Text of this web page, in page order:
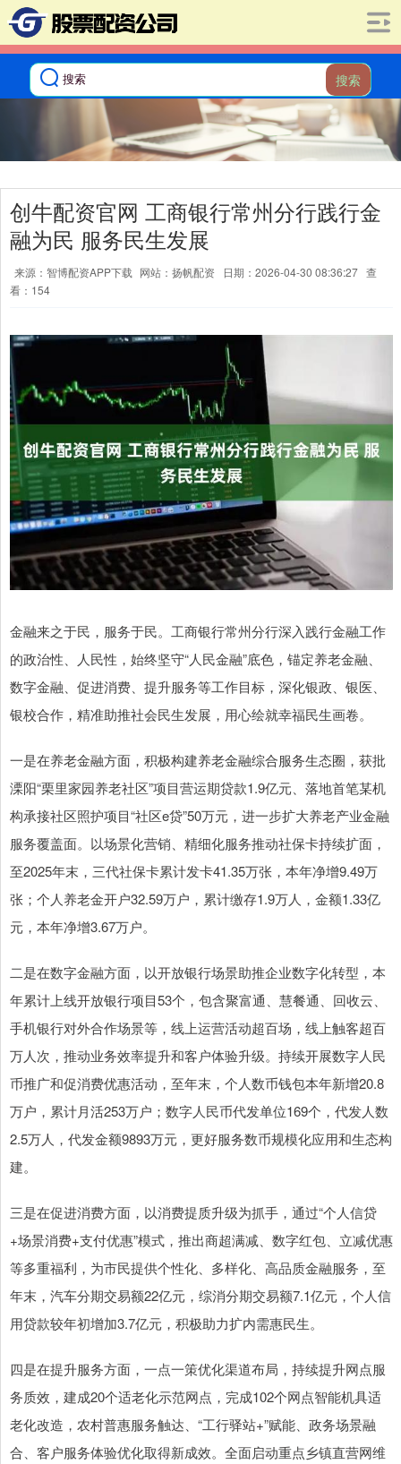
搜索
创牛配资官网 工商银行常州分行践行金
融为民 服务民生发展
来源：智博配资APP下载 网站：扬帆配资 日期：2026-04-30 08:36:27 查
看：154
金融来之于民，服务于民。工商银行常州分行深入践行金融工作
的政治性、人民性，始终坚守“人民金融”底色，锚定养老金融、
数字金融、促进消费、提升服务等工作目标，深化银政、银医、
银校合作，精准助推社会民生发展，用心绘就幸福民生画卷。
一是在养老金融方面，积极构建养老金融综合服务生态圈，获批
溧阳“栗里家园养老社区”项目营运期贷款1.9亿元、落地首笔某机
构承接社区照护项目“社区e贷”50万元，进一步扩大养老产业金融
服务覆盖面。以场景化营销、精细化服务推动社保卡持续扩面，
至2025年末，三代社保卡累计发卡41.35万张，本年净增9.49万
张；个人养老金开户32.59万户，累计缴存1.9万人，金额1.33亿
元，本年净增3.67万户。
二是在数字金融方面，以开放银行场景助推企业数字化转型，本
年累计上线开放银行项目53个，包含聚富通、慧餐通、回收云、
手机银行对外合作场景等，线上运营活动超百场，线上触客超百
万人次，推动业务效率提升和客户体验升级。持续开展数字人民
币推广和促消费优惠活动，至年末，个人数币钱包本年新增20.8
万户，累计月活253万户；数字人民币代发单位169个，代发人数
2.5万人，代发金额9893万元，更好服务数币规模化应用和生态构
建。
三是在促进消费方面，以消费提质升级为抓手，通过“个人信贷
+场景消费+支付优惠”模式，推出商超满减、数字红包、立减优惠
等多重福利，为市民提供个性化、多样化、高品质金融服务，至
年末，汽车分期交易额22亿元，综消分期交易额7.1亿元，个人信
用贷款较年初增加3.7亿元，积极助力扩内需惠民生。
四是在提升服务方面，一点一策优化渠道布局，持续提升网点服
务质效，建成20个适老化示范网点，完成102个网点智能机具适
老化改造，农村普惠服务触达、“工行驿站+”赋能、政务场景融
合、客户服务体验优化取得新成效。全面启动重点乡镇直营网维